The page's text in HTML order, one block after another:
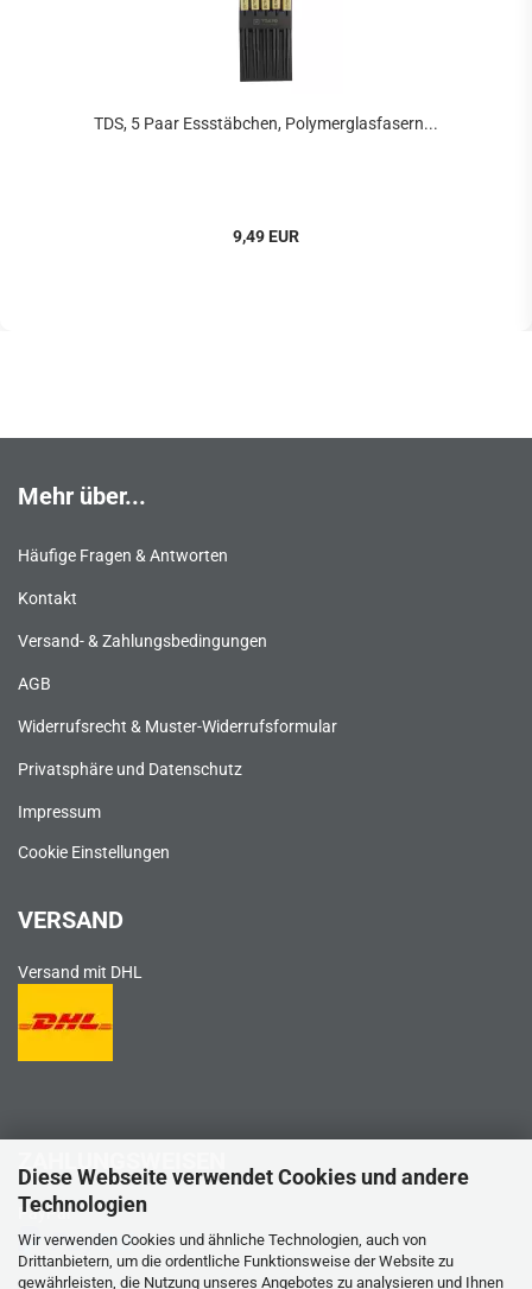
Diese Webseite verwendet Cookies und andere
Technologien
Wir verwenden Cookies und ähnliche Technologien, auch von
Drittanbietern, um die ordentliche Funktionsweise der Website zu
gewährleisten, die Nutzung unseres Angebotes zu analysieren und Ihnen
TDS, 5 Paar Essstäbchen, Polymerglasfasern...
9,49 EUR
Mehr über...
Häufige Fragen & Antworten
Kontakt
Versand- & Zahlungsbedingungen
AGB
Widerrufsrecht & Muster-Widerrufsformular
Privatsphäre und Datenschutz
Impressum
Cookie Einstellungen
VERSAND
Versand mit DHL
ZAHLUNGSWEISEN
PayPal